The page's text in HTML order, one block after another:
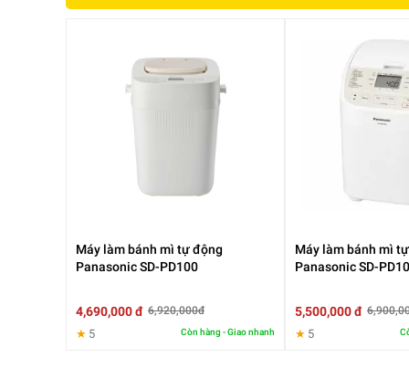
Máy làm bánh mì tự động
Panasonic SD-PD100
4,690,000 đ 6,920,000đ
★ 5 Còn hàng - Giao nhanh
Máy làm bánh mì
Panasonic SD-
5,500,000 đ
★ 5